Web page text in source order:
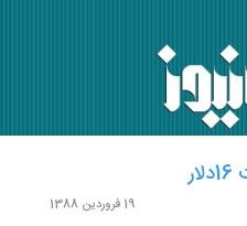
19 فروردین 1388